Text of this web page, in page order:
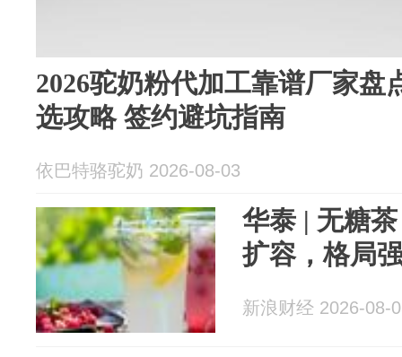
2026驼奶粉代加工靠谱厂家盘
选攻略 签约避坑指南
依巴特骆驼奶 2026-08-03
华泰 | 无糖
扩容，格局
新浪财经 2026-08-